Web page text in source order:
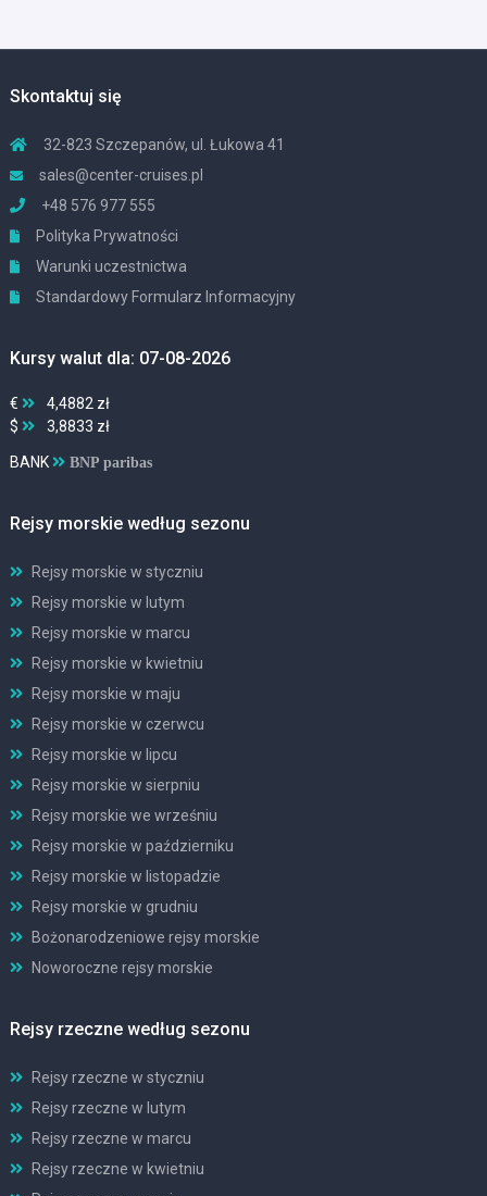
Skontaktuj się
32-823 Szczepanów, ul. Łukowa 41
sales@center-cruises.pl
+48 576 977 555
Polityka Prywatności
Warunki uczestnictwa
Standardowy Formularz Informacyjny
Kursy walut dla: 07-08-2026
€
4,4882 zł
$
3,8833 zł
BANK BNP paribas
Rejsy morskie według sezonu
Rejsy morskie w styczniu
Rejsy morskie w lutym
Rejsy morskie w marcu
Rejsy morskie w kwietniu
Rejsy morskie w maju
Rejsy morskie w czerwcu
Rejsy morskie w lipcu
Rejsy morskie w sierpniu
Rejsy morskie we wrześniu
Rejsy morskie w październiku
Rejsy morskie w listopadzie
Rejsy morskie w grudniu
Bożonarodzeniowe rejsy morskie
Noworoczne rejsy morskie
Rejsy rzeczne według sezonu
Rejsy rzeczne w styczniu
Rejsy rzeczne w lutym
Rejsy rzeczne w marcu
Rejsy rzeczne w kwietniu